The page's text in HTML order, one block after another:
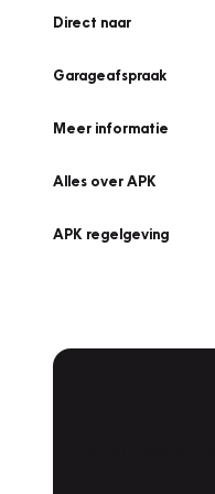
Direct naar
Garageafspraak
Meer informatie
Alles over APK
APK regelgeving